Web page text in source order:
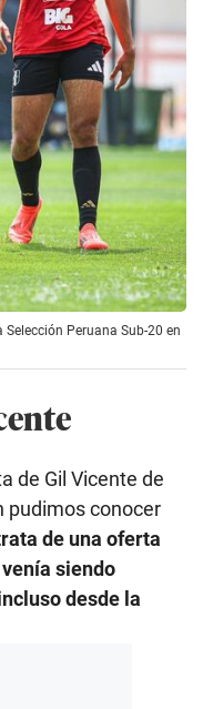
Peruana Sub-20 en
de Gil Vicente de
pudimos conocer
de una oferta
siendo
desde la